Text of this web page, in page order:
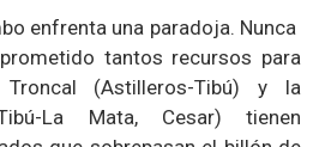
enfrenta una paradoja. Nunca
tantos recursos para
(Astilleros-Tibú) y la
La Mata, Cesar) tienen